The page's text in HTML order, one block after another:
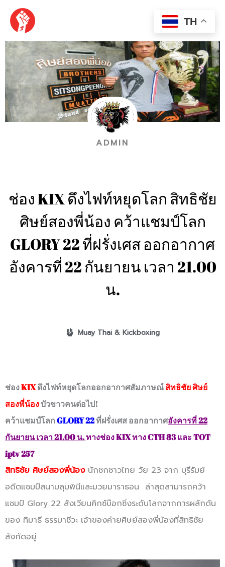
content
ADMIN
ช่อง KIX ดึงไฟท์หยุดโลก สิทธิชัย
ศิษย์สองพี่น้อง คว้าแชมป์โลก
GLORY 22 ที่ฝรั่งเศส ออกอากาศ
อังคารที่ 22 กันยายน เวลา 21.00
น.
Muay Thai & Kickboxing
ช่องKIXดึงไฟท์หยุดโลกออกอากาศสัมภาษณ์สิทธิชัย ศิษย์
สองพี่น้องบัวขาวคนต่อไป!
คว้าแชมป์โลกGLORY 22ที่ฝรั่งเศสออกอากาศอังคารที่ 22
กันยายน เวลา 21.00 น.ทางช่องKIXทางCTH 83และTOT
iptv 257
สิทธิชัย ศิษย์สองพี่น้อง นักชกชาวไทย วัย 23 จาก บุรีรัมย์
อดีตแชมป์สนามลุมพินีและมวยมาราธอน ล่าสุดสามารถคว้า
แชมป์ Glory 22 สังเวียนคิกซ์บ๊อกซิ่งระดับโลกจากการผลักดัน
ของ ทิมาธี ธรรมาชีวะ เจ้าของค่ายศิษย์สองพี่น้องที่สิทธิชัย
สังกัดอยู่
TH